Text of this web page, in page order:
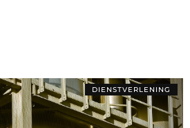
DIENSTVERLENING